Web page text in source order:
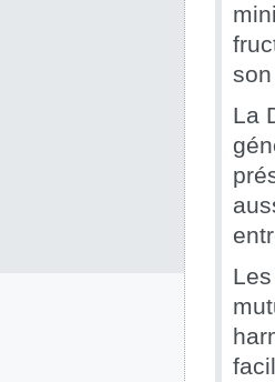
La